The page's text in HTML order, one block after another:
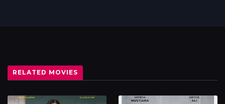
RELATED MOVIES